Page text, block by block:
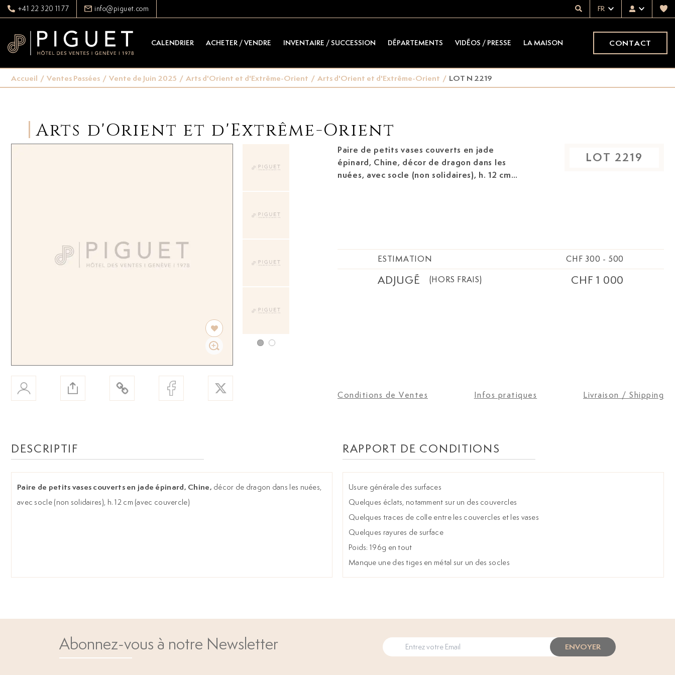
+41 22 320 11 77 info@piguet.com FR
CALENDRIER ACHETER / VENDRE INVENTAIRE / SUCCESSION DÉPARTEMENTS VIDÉOS / PRESSE LA MAISON CONTACT
Accueil / Ventes Passées / Vente de Juin 2025 / Arts d'Orient et d'Extrême-Orient / Arts d'Orient et d'Extrême-Orient / LOT N 2219
Arts d'Orient et d'Extrême-Orient
Paire de petits vases couverts en jade
épinard, Chine,
nuées, avec socle (non solidaires), h. 12 cm
LOT 2219
ESTIMATION CHF 300 - 500
ADJUGÉ (HORS FRAIS) CHF 1 000
Conditions de Ventes Infos pratiques Livraison / Shipping
DESCRIPTIF
Paire de petits vases couverts en jade épinard, Chine, décor de dragon dans les nuées,
avec socle (non solidaires), h. 12 cm (avec couvercle)
RAPPORT DE CONDITIONS
Usure générale des surfaces
Quelques éclats, notamment sur un des couvercles
Quelques traces de colle entre les couvercles et les vases
Quelques rayures de surface
Poids: 196g en tout
Manque une des tiges en métal sur un des socles
Abonnez-vous à notre Newsletter ENVOYER